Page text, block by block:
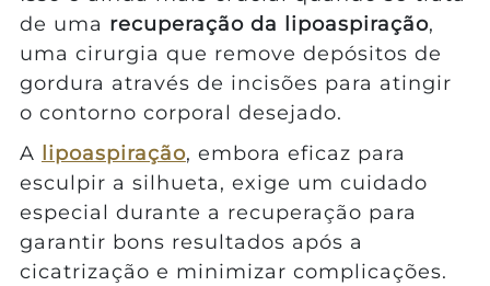
de uma recuperação da lipoaspiração,
uma cirurgia que remove depósitos de
gordura através de incisões para atingir
o contorno corporal desejado.
A
lipoaspiração, embora eficaz para
esculpir a silhueta, exige um cuidado
especial durante a recuperação para
garantir bons resultados após a
cicatrização e minimizar complicações.